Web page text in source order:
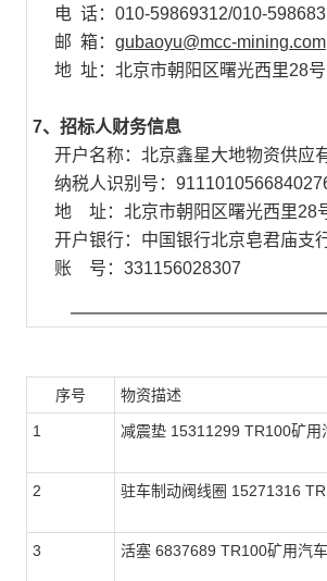
电 话：010-59869312/010-
邮 箱： gubaoyu@mcc-mining.com
地 址：北京市朝阳区曙光西里28
7、 招标人财务信息
开户名称：北京鑫星大地物资供应
纳税人识别号：
地
址：北京市朝阳区曙光西里28
开户银行：中国银行北京皂君庙支
账
号： 331156028307
序号 物资描述
1 减震垫 15311299 TR100矿用
2 驻车制动阀线圈 15271316
3 活塞 6837689 TR100矿用汽车